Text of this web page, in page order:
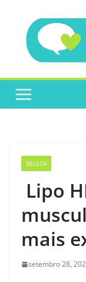
conteúdo
BELEZA
Lipo
mais
setembro 28,